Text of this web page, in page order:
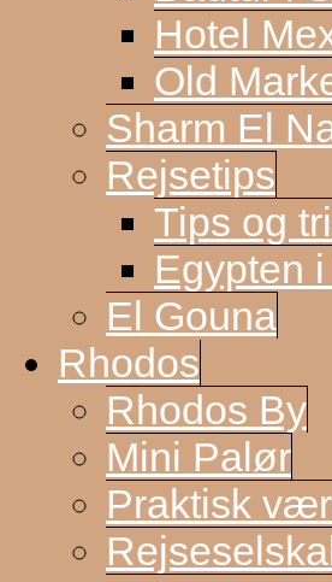
Hotel
Old
Sharm El
Rejsetips
Tips og
Egypten
El Gouna
Rhodos
Rhodos By
Mini Palør
Praktisk